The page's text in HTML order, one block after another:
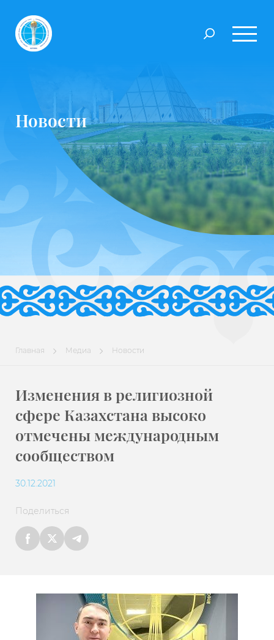
Новости
Главная Медиа Новости
Изменения в религиозной
сфере Казахстана высоко
отмечены международным
сообществом
30.12.2021
Поделиться